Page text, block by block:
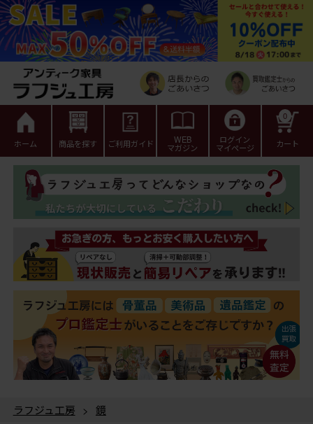
ホーム 商品を探す ご利用ガイド WEB
マガジン
ログイン
マイページ カート
0
ラフジュ工房 > 鏡